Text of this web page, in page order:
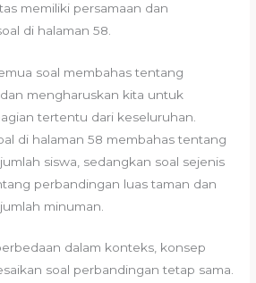
memiliki persamaan dan
di halaman 58.
soal membahas tentang
mengharuskan kita untuk
tertentu dari keseluruhan.
di halaman 58 membahas tentang
siswa, sedangkan soal sejenis
perbandingan luas taman dan
minuman.
dalam konteks, konsep
soal perbandingan tetap sama.